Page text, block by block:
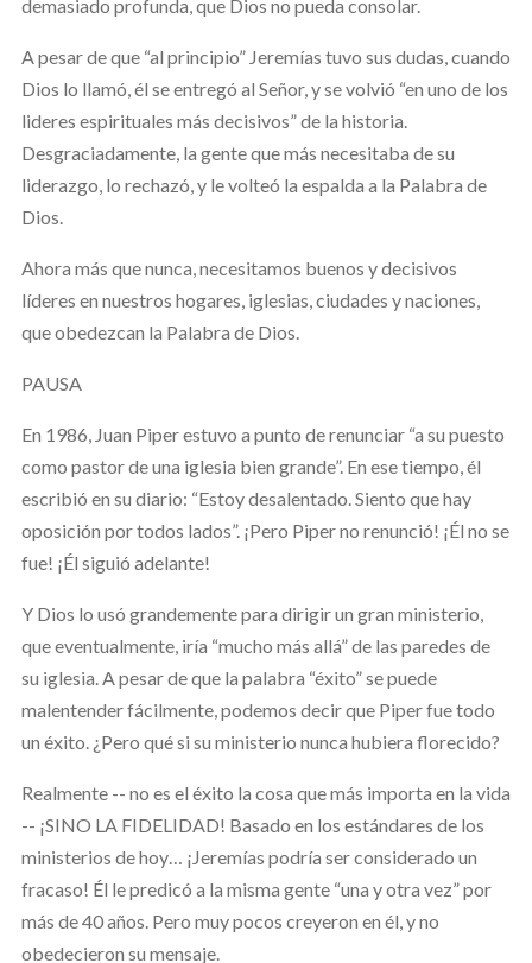
demasiado profunda, que Dios no pueda consolar.
A pesar de que “al principio” Jeremías tuvo sus dudas, cuando
Dios lo llamó, él se entregó al Señor, y se volvió “en uno de los
lideres espirituales más decisivos” de la historia.
Desgraciadamente, la gente que más necesitaba de su
liderazgo, lo rechazó, y le volteó la espalda a la Palabra de
Dios.
Ahora más que nunca, necesitamos buenos y decisivos
líderes en nuestros hogares, iglesias, ciudades y naciones,
que obedezcan la Palabra de Dios.
PAUSA
En 1986, Juan Piper estuvo a punto de renunciar “a su puesto
como pastor de una iglesia bien grande”. En ese tiempo, él
escribió en su diario: “Estoy desalentado. Siento que hay
oposición por todos lados”. ¡Pero Piper no renunció! ¡Él no se
fue! ¡Él siguió adelante!
Y Dios lo usó grandemente para dirigir un gran ministerio,
que eventualmente, iría “mucho más allá” de las paredes de
su iglesia. A pesar de que la palabra “éxito” se puede
malentender fácilmente, podemos decir que Piper fue todo
un éxito. ¿Pero qué si su ministerio nunca hubiera florecido?
Realmente -- no es el éxito la cosa que más importa en la vida
-- ¡SINO LA FIDELIDAD! Basado en los estándares de los
ministerios de hoy… ¡Jeremías podría ser considerado un
fracaso! Él le predicó a la misma gente “una y otra vez” por
más de 40 años. Pero muy pocos creyeron en él, y no
obedecieron su mensaje.